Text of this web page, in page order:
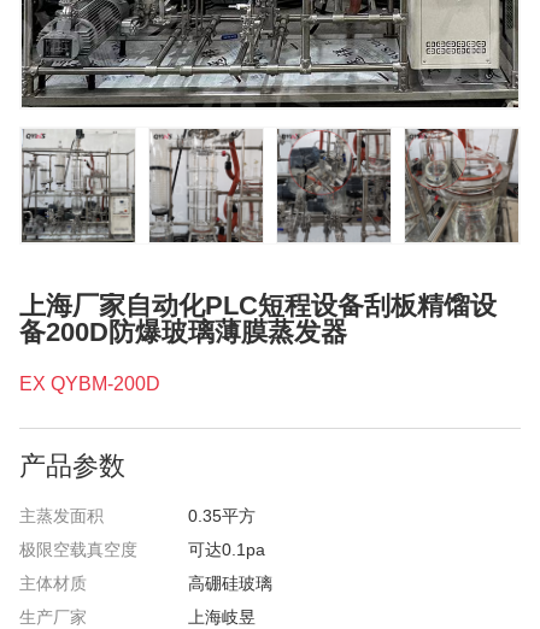
上海厂家自动化PLC短程设备刮板精馏设
备200D防爆玻璃薄膜蒸发器
EX QYBM-200D
产品参数
主蒸发面积
0.35平方
极限空载真空度
可达0.1pa
主体材质
高硼硅玻璃
生产厂家
上海岐昱